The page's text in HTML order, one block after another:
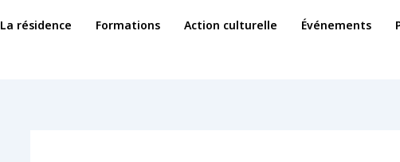
La résidence Formations Action culturelle Événements